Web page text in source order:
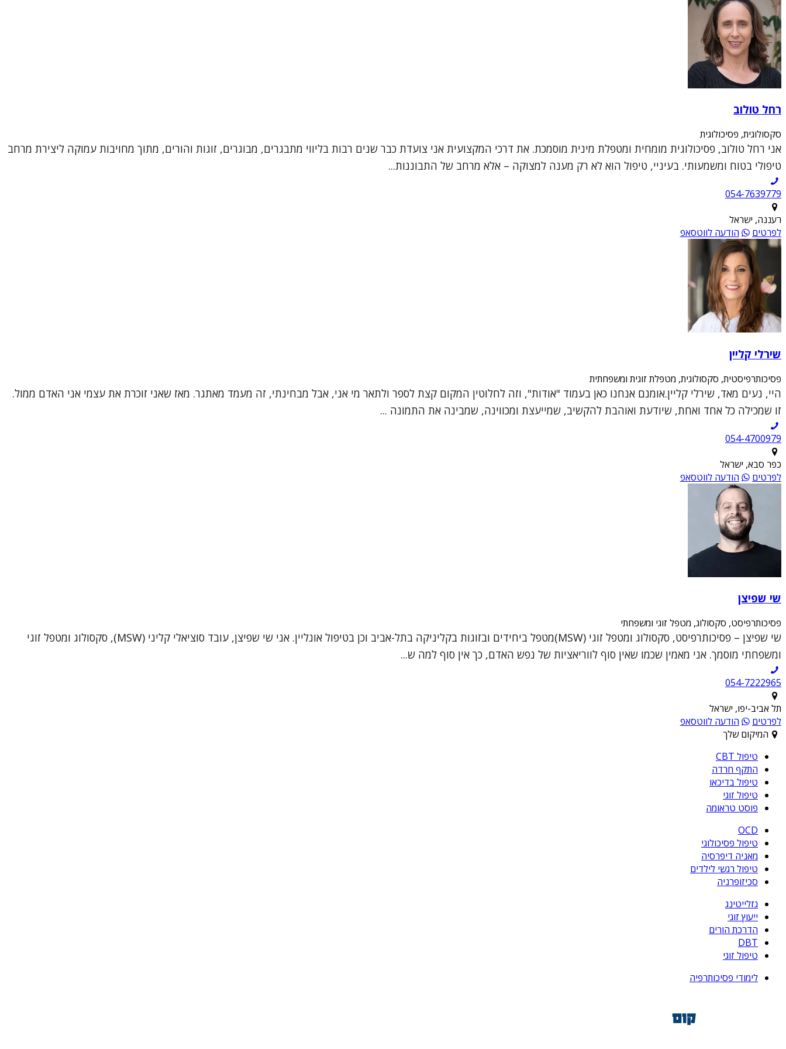
רחל טולוב
סקסולוגית, פסיכולוגית
אני רחל טולוב, פסיכולוגית מומחית ומטפלת מינית מוסמכת. את דרכי המקצועית אני צועדת כבר שנים רבות בליווי מתבגרים, מבוגרים, זוגות והורים, מתוך מחויבות עמוקה ליצירת מרחב
טיפולי בטוח ומשמעותי. בעיניי, טיפול הוא לא רק מענה למצוקה – אלא מרחב של התבוננות...
054-7639779
רעננה, ישראל
לפרטים
הודעה לווטסאפ
שירלי קליין
פסיכותרפיסטית, סקסולוגית, מטפלת זוגית ומשפחתית
היי, נעים מאד, שירלי קליין.אומנם אנחנו כאן בעמוד "אודות", וזה לחלוטין המקום קצת לספר ולתאר מי אני, אבל מבחינתי, זה מעמד מאתגר. מאז שאני זוכרת את עצמי אני האדם ממול.
זו שמכילה כל אחד ואחת, שיודעת ואוהבת להקשיב, שמייעצת ומכווינה, שמבינה את התמונה ...
054-4700979
כפר סבא, ישראל
לפרטים
הודעה לווטסאפ
שי שפיצן
פסיכותרפיסט, סקסולוג, מטפל זוגי ומשפחתי
שי שפיצן – פסיכותרפיסט, סקסולוג ומטפל זוגי (MSW)מטפל ביחידים ובזוגות בקליניקה בתל-אביב וכן בטיפול אונליין. אני שי שפיצן, עובד סוציאלי קליני (MSW), סקסולוג ומטפל זוגי
ומשפחתי מוסמך. אני מאמין שכמו שאין סוף לווריאציות של נפש האדם, כך אין סוף למה ש...
054-7222965
תל אביב-יפו, ישראל
לפרטים
הודעה לווטסאפ
המיקום שלך
טיפול CBT
התקף חרדה
טיפול בדיכאו
טיפול זוגי
פוסט טראומה
OCD
טיפול פסיכולוגי
מאניה דיפרסיה
טיפול רגשי לילדים
סכיזופרניה
גזלייטינג
ייעוץ זוגי
הדרכת הורים
DBT
טיפול זוגי
לימודי פסיכותרפיה